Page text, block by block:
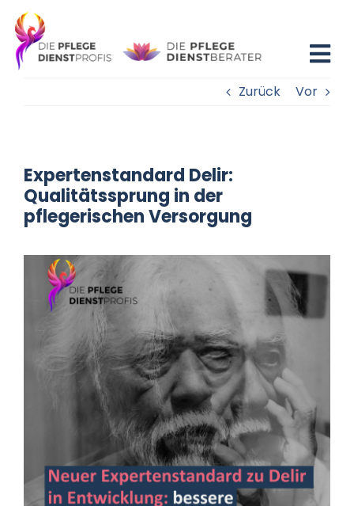
Zum
Inhalt
springen
Existenzgründung
Fortbildung
Partner
Datenschutz
Kontakt
Zurück Vor
Expertenstandard Delir:
Qualitätssprung in der
pflegerischen Versorgung